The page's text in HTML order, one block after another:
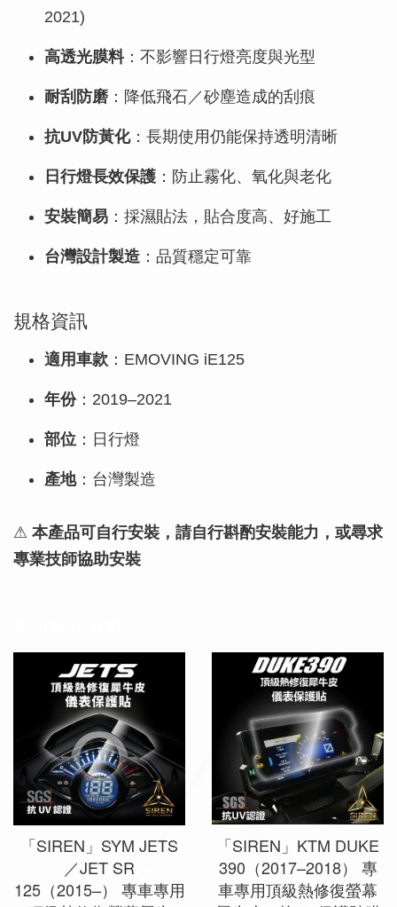
2021)
高透光膜料：不影響日行燈亮度與光型
耐刮防磨：降低飛石／砂塵造成的刮痕
抗UV防黃化：長期使用仍能保持透明清晰
日行燈長效保護 ：防止霧化、氧化與老化
安裝簡易 ：採濕貼法，貼合度高、好施工
台灣設計製造 ：品質穩定可靠
規格資訊
適用車款 ：EMOVING iE125
年份：2019–2021
部位 ：日行燈
產地：台灣製造
⚠ 本產品可自行安裝，請自行斟酌安裝能力，或尋求
專業技師協助安裝
「SIREN」SYM JETS
／JET SR
125（2015–） 專車專用
「SIREN」KTM DUKE
390（2017–2018） 專
車專用頂級熱修復螢幕